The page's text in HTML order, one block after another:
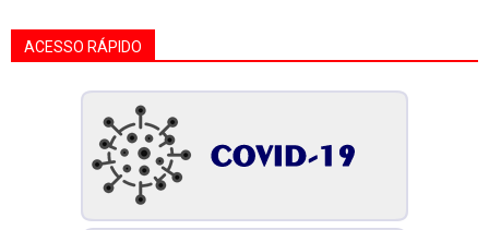
ACESSO RÁPIDO